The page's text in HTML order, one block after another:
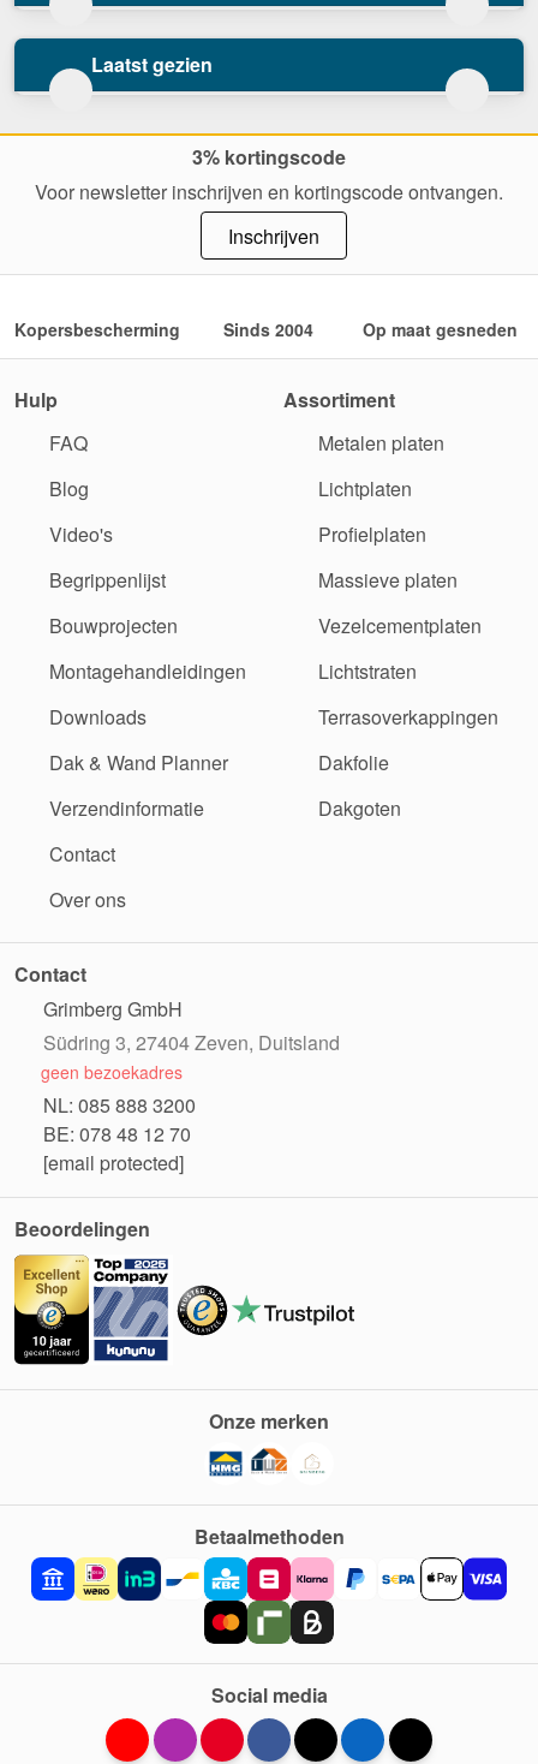
Laatst gezien
3% kortingscode
Voor newsletter inschrijven en kortingscode ontvangen.
Inschrijven
Kopersbescherming Sinds 2004 Op maat gesneden
Hulp
FAQ
Blog
Video's
Begrippenlijst
Bouwprojecten
Montagehandleidingen
Downloads
Dak & Wand Planner
Verzendinformatie
Contact
Over ons
Assortiment
Metalen platen
Lichtplaten
Profielplaten
Massieve platen
Vezelcementplaten
Lichtstraten
Terrasoverkappingen
Dakfolie
Dakgoten
Contact
Grimberg GmbH
Südring 3, 27404 Zeven, Duitsland
geen bezoekadres
NL: 085 888 3200
BE: 078 48 12 70
[email protected]
Beoordelingen
Betaalmethoden
Onze merken
Social media